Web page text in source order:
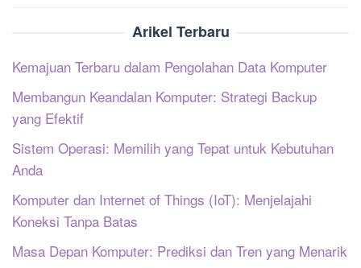
Arikel Terbaru
Kemajuan Terbaru dalam Pengolahan Data Komputer
Membangun Keandalan Komputer: Strategi Backup
yang Efektif
Sistem Operasi: Memilih yang Tepat untuk Kebutuhan
Anda
Komputer dan Internet of Things (IoT): Menjelajahi
Koneksi Tanpa Batas
Masa Depan Komputer: Prediksi dan Tren yang Menarik